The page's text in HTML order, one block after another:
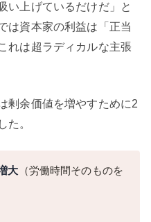
い上げているだけだ」と
は資本家の利益は「正当
れは超ラディカルな主張
剰余価値を増やすために2
た。
大 （労働時間そのものを